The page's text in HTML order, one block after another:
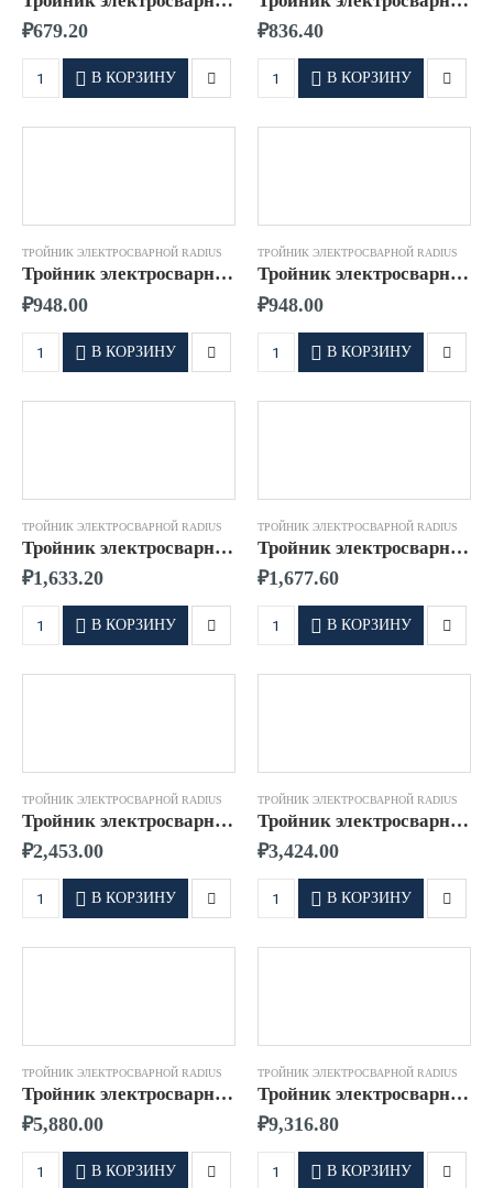
₽679.20
В КОРЗИНУ
₽836.40
В КОРЗИНУ
ТРОЙНИК ЭЛЕКТРОСВАРНОЙ RADIUS
Тройник электросварной д.0050 SDR11 ПЭ100 RADIUS
₽948.00
В КОРЗИНУ
ТРОЙНИК ЭЛЕКТРОСВАРНОЙ RADIUS
Тройник электросварной д.0063 SDR11 ПЭ100 RADIUS
₽948.00
В КОРЗИНУ
ТРОЙНИК ЭЛЕКТРОСВАРНОЙ RADIUS
Тройник электросварной д.0075 SDR11 ПЭ100 RADIUS
₽1,633.20
В КОРЗИНУ
ТРОЙНИК ЭЛЕКТРОСВАРНОЙ RADIUS
Тройник электросварной д.0090 SDR11 ПЭ100 RADIUS
₽1,677.60
В КОРЗИНУ
ТРОЙНИК ЭЛЕКТРОСВАРНОЙ RADIUS
Тройник электросварной д.0110 SDR11 ПЭ100 RADIUS
₽2,453.00
В КОРЗИНУ
ТРОЙНИК ЭЛЕКТРОСВАРНОЙ RADIUS
Тройник электросварной д.0125 SDR11 ПЭ100 RADIUS
₽3,424.00
В КОРЗИНУ
ТРОЙНИК ЭЛЕКТРОСВАРНОЙ RADIUS
Тройник электросварной д.0160 SDR11 ПЭ100 RADIUS
₽5,880.00
В КОРЗИНУ
ТРОЙНИК ЭЛЕКТРОСВАРНОЙ RADIUS
Тройник электросварной д.0180 SDR11 ПЭ100 RADIUS
₽9,316.80
В КОРЗИНУ